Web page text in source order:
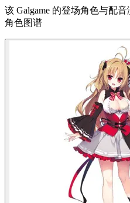
该 Galgame 的登场角色与配
角色图谱